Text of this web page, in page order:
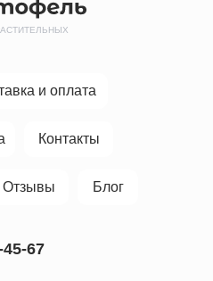
67
Контакты
и оплата
Отзывы Блог